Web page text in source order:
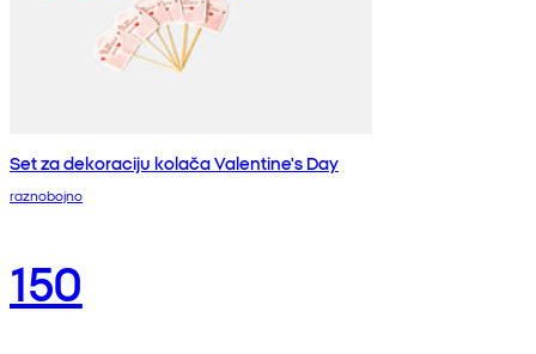
Set za dekoraciju kolača Valentine's Day
raznobojno
150